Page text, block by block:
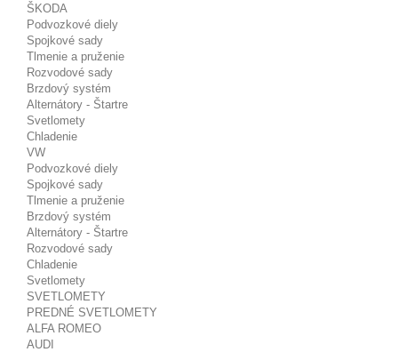
ŠKODA
Podvozkové diely
Spojkové sady
Tlmenie a pruženie
Rozvodové sady
Brzdový systém
Alternátory - Štartre
Svetlomety
Chladenie
VW
Podvozkové diely
Spojkové sady
Tlmenie a pruženie
Brzdový systém
Alternátory - Štartre
Rozvodové sady
Chladenie
Svetlomety
SVETLOMETY
PREDNÉ SVETLOMETY
ALFA ROMEO
AUDI